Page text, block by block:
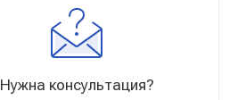
Нужна консультация?